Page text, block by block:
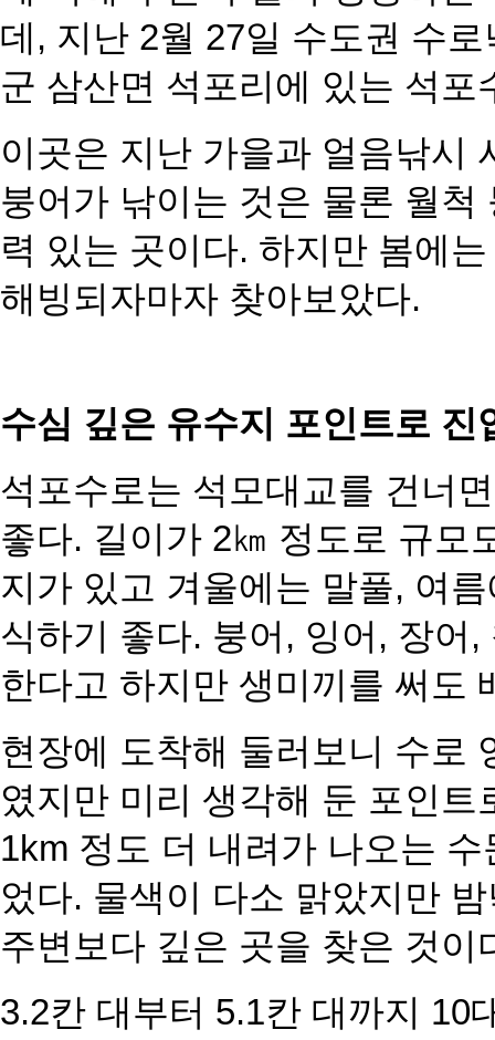
데, 지난 2월 27일 수도권 수로
군 삼산면 석포리에 있는 석포
이곳은 지난 가을과 얼음낚시
붕어가 낚이는 것은 물론 월
력 있는 곳이다. 하지만 봄에
해빙되자마자 찾아보았다.
수심 깊은 유수지 포인트로 진
석포수로는 석모대교를 건너
좋다. 길이가 2㎞ 정도로 규모
지가 있고 겨울에는 말풀, 여
식하기 좋다. 붕어, 잉어, 장어
한다고 하지만 생미끼를 써도
현장에 도착해 둘러보니 수로
였지만 미리 생각해 둔 포인트
1km 정도 더 내려가 나오는
었다. 물색이 다소 맑았지만 밤
주변보다 깊은 곳을 찾은 것이
3.2칸 대부터 5.1칸 대까지 10